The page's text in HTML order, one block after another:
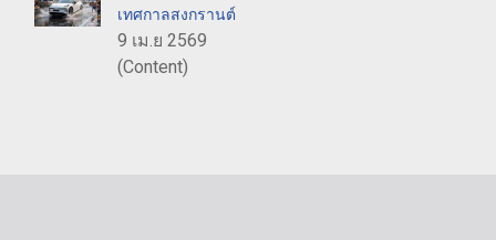
เทศกาลสงกรานต์
9 เม.ย 2569
(Content)